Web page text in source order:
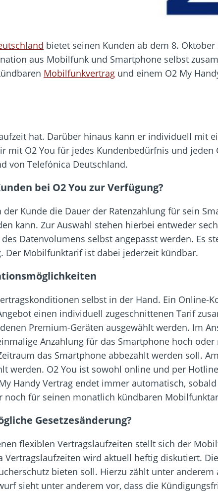
bietet seinen Kunden ab dem 8.
aus Mobilfunk und Smartphone selbst
Mobilfunkvertrag und einem O2 My
hat. Darüber hinaus kann er individuell mit
mit O2 You für jedes Kundenbedürfnis und jeden
von Telefónica Deutschland.
bei O2 You zur Verfügung?
Kunde die Dauer der Ratenzahlung für sein
kann. Zur Auswahl stehen hierbei entweder
Datenvolumens selbst angepasst werden. Es
Der Mobilfunktarif ist dabei jederzeit kündbar.
selbst in der Hand. Ein Online-
einen individuell zugeschnittenen Tarif
Premium-Geräten ausgewählt werden. Im
Anzahlung für das Smartphone hoch
das Smartphone abbezahlt werden soll.
werden. O2 You ist sowohl online und per
Handy Vertrag endet immer automatisch,
noch für seinen monatlich kündbaren
Gesetzesänderung?
flexiblen Vertragslaufzeiten stellt sich der
Vertragslaufzeiten wird aktuell heftig diskutiert.
bieten soll. Hierzu zählt unter anderem
sieht unter anderem vor, dass die